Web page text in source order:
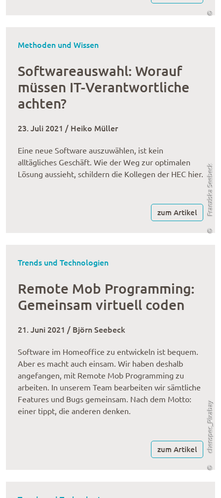
©
Methoden und Wissen
Softwareauswahl: Worauf
müssen IT-Verantwortliche
achten?
23. Juli 2021 / Heiko Müller
Eine neue Software auszuwählen, ist kein
alltägliches Geschäft. Wie der Weg zur optimalen
Lösung aussieht, schildern die Kollegen der HEC hier.
zum Artikel
©
Franziska Seebeck
Trends und Technologien
Remote Mob Programming:
Gemeinsam virtuell coden
21. Juni 2021 / Björn Seebeck
Software im Homeoffice zu entwickeln ist bequem.
Aber es macht auch einsam. Wir haben deshalb
angefangen, mit Remote Mob Programming zu
arbeiten. In unserem Team bearbeiten wir sämtliche
Features und Bugs gemeinsam. Nach dem Motto:
einer tippt, die anderen denken.
zum Artikel
©
chenspec_Pixabay